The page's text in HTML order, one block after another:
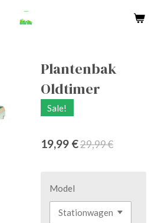
Plantenbak
Oldtimer
Sale!
19,99 €29,99 €
Model